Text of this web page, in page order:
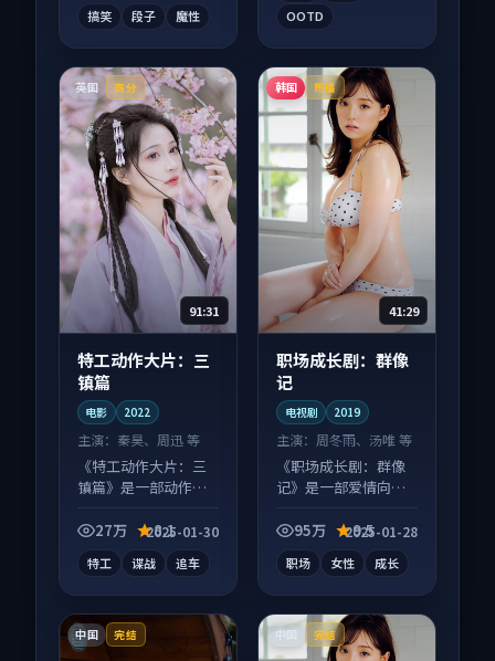
搞笑 段子 魔性
OOTD
英国 高分
91:31
特工动作大片：三
镇篇
电影 2022
主演： 秦昊、周迅 等
《特工动作大片：三
镇篇》是一部动作向
端观看，细节更丰
27万 8.1
2025-01-30
特工 谍战 追车
韩国 热播
41:29
职场成长剧：群像
记
电视剧 2019
主演： 周冬雨、汤唯 等
《职场成长剧：群像
记》是一部爱情向电
端观看，细节更丰
95万 9.5
2025-01-28
职场 女性 成长
中国 完结 中国 完结